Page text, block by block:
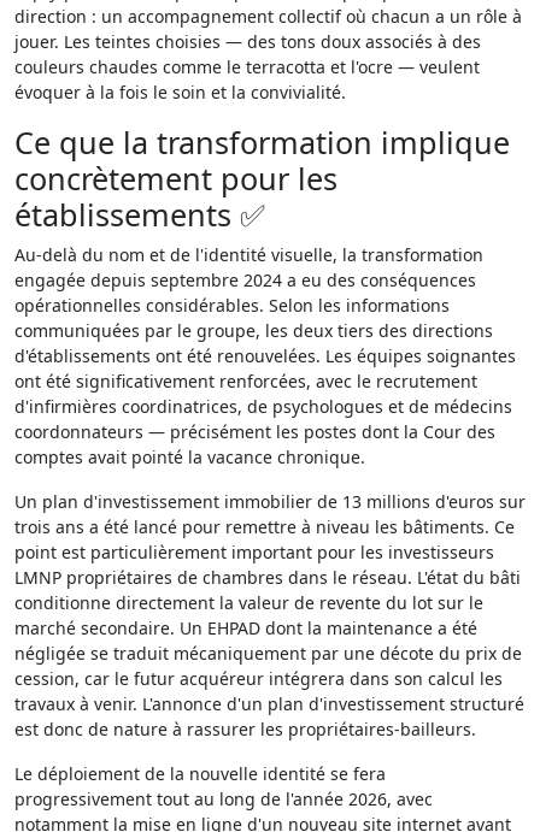
direction : un accompagnement collectif où chacun a un rôle à
jouer. Les teintes choisies — des tons doux associés à des
couleurs chaudes comme le terracotta et l'ocre — veulent
évoquer à la fois le soin et la convivialité.
Ce que la transformation implique
concrètement pour les
établissements ✅
Au-delà du nom et de l'identité visuelle, la transformation
engagée depuis septembre 2024 a eu des conséquences
opérationnelles considérables. Selon les informations
communiquées par le groupe, les deux tiers des directions
d'établissements ont été renouvelées. Les équipes soignantes
ont été significativement renforcées, avec le recrutement
d'infirmières coordinatrices, de psychologues et de médecins
coordonnateurs — précisément les postes dont la Cour des
comptes avait pointé la vacance chronique.
Un plan d'investissement immobilier de 13 millions d'euros sur
trois ans a été lancé pour remettre à niveau les bâtiments. Ce
point est particulièrement important pour les investisseurs
LMNP propriétaires de chambres dans le réseau. L'état du bâti
conditionne directement la valeur de revente du lot sur le
marché secondaire. Un EHPAD dont la maintenance a été
négligée se traduit mécaniquement par une décote du prix de
cession, car le futur acquéreur intégrera dans son calcul les
travaux à venir. L'annonce d'un plan d'investissement structuré
est donc de nature à rassurer les propriétaires-bailleurs.
Le déploiement de la nouvelle identité se fera
progressivement tout au long de l'année 2026, avec
notamment la mise en ligne d'un nouveau site internet avant